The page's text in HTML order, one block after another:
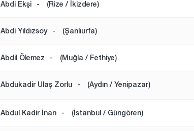
Abdi Ekşi - (Rize / İkizdere)
Abdi Yıldızsoy - (Şanlıurfa)
Abdil Ölemez - (Muğla / Fethiye)
Abdukadir Ulaş Zorlu - (Aydın / Yenipazar)
Abdul Kadir İnan - (İstanbul / Güngören)